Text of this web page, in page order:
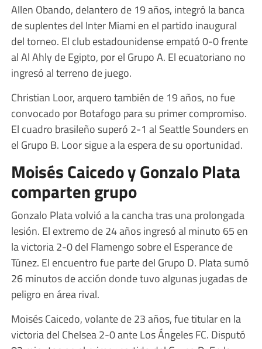
Allen Obando, delantero de 19 años, integró la banca
de suplentes del Inter Miami en el partido inaugural
del torneo. El club estadounidense empató 0-0 frente
al Al Ahly de Egipto, por el Grupo A. El ecuatoriano no
ingresó al terreno de juego.
Christian Loor, arquero también de 19 años, no fue
convocado por Botafogo para su primer compromiso.
El cuadro brasileño superó 2-1 al Seattle Sounders en
el Grupo B. Loor sigue a la espera de su oportunidad.
Moisés Caicedo y Gonzalo Plata
comparten grupo
Gonzalo Plata volvió a la cancha tras una prolongada
lesión. El extremo de 24 años ingresó al minuto 65 en
la victoria 2-0 del Flamengo sobre el Esperance de
Túnez. El encuentro fue parte del Grupo D. Plata sumó
26 minutos de acción donde tuvo algunas jugadas de
peligro en área rival.
Moisés Caicedo, volante de 23 años, fue titular en la
victoria del Chelsea 2-0 ante Los Ángeles FC. Disputó